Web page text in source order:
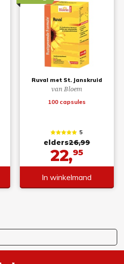
Ruval met St. Janskruid
van Bloem
100 capsules
5
elders26,99
22,95
In winkelmand